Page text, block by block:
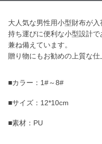
大人気な男性用小型財布が入
持ち運びに便利な小型設計
兼ね備えています。
贈り物にもお勧めの上質な仕
■カラー：1#～8#
■サイズ：12*10cm
■素材：PU